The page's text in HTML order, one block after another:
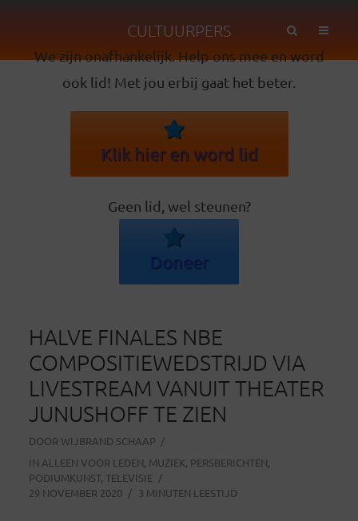
CULTUURPERS
We zijn onafhankelijk. Help ons mee en word
ook lid! Met jou erbij gaat het beter.
Klik hier en word lid
Geen lid, wel steunen?
Doneer
HALVE FINALES NBE
COMPOSITIEWEDSTRIJD VIA
LIVESTREAM VANUIT THEATER
JUNUSHOFF TE ZIEN
DOOR WIJBRAND SCHAAP
IN ALLEEN VOOR LEDEN, MUZIEK, PERSBERICHTEN,
PODIUMKUNST, TELEVISIE
29 NOVEMBER 2020
3 MINUTEN LEESTIJD